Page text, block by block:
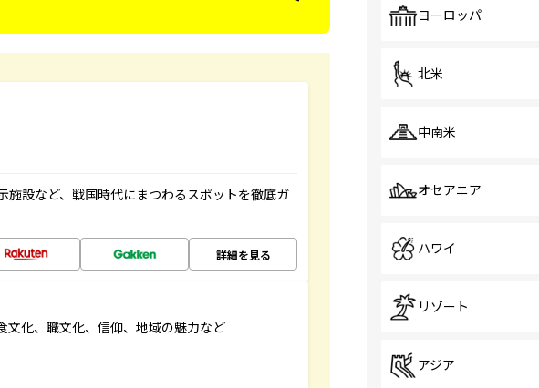
施設など、戦国時代にまつわるスポットを徹底ガ
詳細を見る
化、職文化、信仰、地域の魅力など
ヨーロッパ
北米
中南米
オセアニア
ハワイ
リゾート
アジア